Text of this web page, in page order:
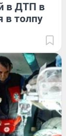
в ДТП в
в толпу